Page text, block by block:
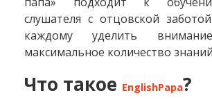
слушателя с отцовской
каждому уделить
максимальное количество
Что такое EnglishPapa?